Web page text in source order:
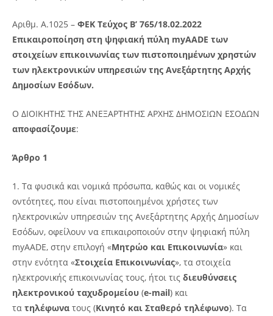
Αριθμ. Α.1025 – ΦΕΚ Τεύχος B’ 765/18.02.2022
Επικαιροποίηση στη ψηφιακή πύλη myAADE των
στοιχείων επικοινωνίας των πιστοποιημένων χρηστών
των ηλεκτρονικών υπηρεσιών της Ανεξάρτητης Αρχής
Δημοσίων Εσόδων.
Ο ΔΙΟΙΚΗΤΗΣ ΤΗΣ ΑΝΕΞΑΡΤΗΤΗΣ ΑΡΧΗΣ ΔΗΜΟΣΙΩΝ ΕΣΟΔΩΝ
αποφασίζουμε:
Άρθρο 1
Τα φυσικά και νομικά πρόσωπα, καθώς και οι νομικές
οντότητες, που είναι πιστοποιημένοι χρήστες των
ηλεκτρονικών υπηρεσιών της Ανεξάρτητης Αρχής Δημοσίων
Εσόδων, οφείλουν να επικαιροποιούν στην ψηφιακή πύλη
myAADE, στην επιλογή «Μητρώο και Επικοινωνία» και
στην ενότητα «Στοιχεία Επικοινωνίας», τα στοιχεία
ηλεκτρονικής επικοινωνίας τους, ήτοι τις διευθύνσεις
ηλεκτρονικού ταχυδρομείου (e-mail) και
τα τηλέφωνα τους (Κινητό και Σταθερό τηλέφωνο). Τα